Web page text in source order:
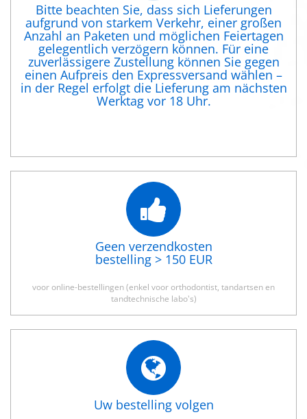
Bitte beachten Sie, dass sich Lieferungen
aufgrund von starkem Verkehr, einer großen
Anzahl an Paketen und möglichen Feiertagen
gelegentlich verzögern können. Für eine
zuverlässigere Zustellung können Sie gegen
einen Aufpreis den Expressversand wählen –
in der Regel erfolgt die Lieferung am nächsten
Werktag vor 18 Uhr.
Geen verzendkosten
bestelling > 150 EUR
voor online-bestellingen (enkel voor orthodontist, tandartsen en
tandtechnische labo's)
Uw bestelling volgen